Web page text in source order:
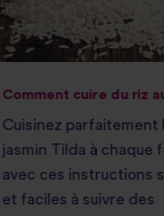
Comment cuire du riz
Cuisinez parfaitement
jasmin Tilda à chaque
avec ces instructions
et faciles à suivre des